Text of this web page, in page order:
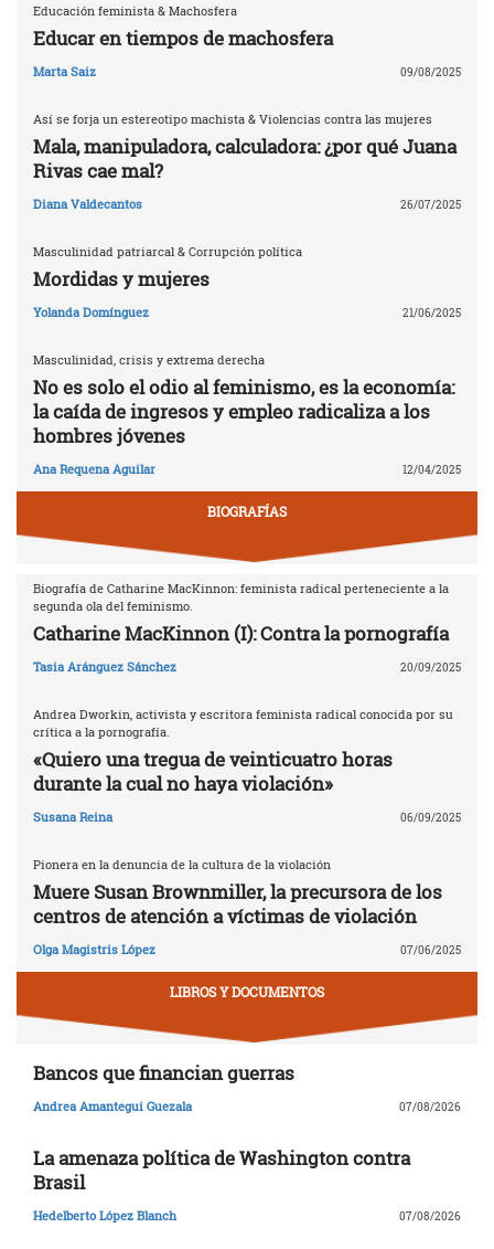
Educación feminista & Machosfera
Educar en tiempos de machosfera
Marta Saiz 09/08/2025
Así se forja un estereotipo machista & Violencias contra las mujeres
Mala, manipuladora, calculadora: ¿por qué Juana
Rivas cae mal?
Diana Valdecantos 26/07/2025
Masculinidad patriarcal & Corrupción política
Mordidas y mujeres
Yolanda Domínguez 21/06/2025
Masculinidad, crisis y extrema derecha
No es solo el odio al feminismo, es la economía:
la caída de ingresos y empleo radicaliza a los
hombres jóvenes
Ana Requena Aguilar 12/04/2025
BIOGRAFÍAS
Biografía de Catharine MacKinnon: feminista radical perteneciente a la
segunda ola del feminismo.
Catharine MacKinnon (I): Contra la pornografía
Tasia Aránguez Sánchez 20/09/2025
Andrea Dworkin, activista y escritora feminista radical conocida por su
crítica a la pornografía.
«Quiero una tregua de veinticuatro horas
durante la cual no haya violación»
Susana Reina 06/09/2025
Pionera en la denuncia de la cultura de la violación
Muere Susan Brownmiller, la precursora de los
centros de atención a víctimas de violación
Olga Magistris López 07/06/2025
LIBROS Y DOCUMENTOS
Bancos que financian guerras
Andrea Amantegui Guezala 07/08/2026
La amenaza política de Washington contra
Brasil
Hedelberto López Blanch 07/08/2026